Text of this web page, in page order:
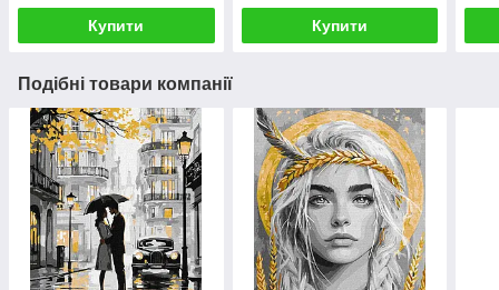
Купити Купити
Подібні товари компанії